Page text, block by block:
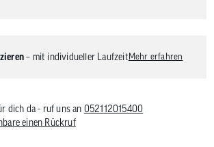
– mit individueller Laufzeit Mehr erfahren
dich da - ruf uns an 052112015400
einen Rückruf